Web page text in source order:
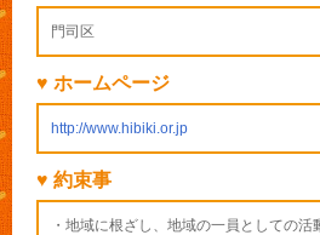
門司区
♥ ホームページ
http://www.hibiki.or.jp
♥ 約束事
・地域に根ざし、地域の一員としての